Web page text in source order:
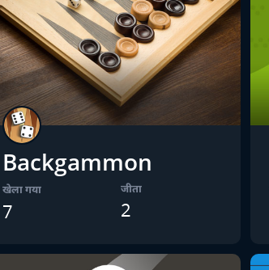
Backgammon
खेला गया
7
जीता
2